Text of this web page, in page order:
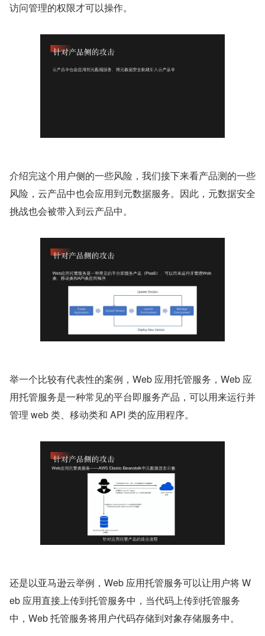
访问管理的权限才可以操作。
介绍完这个用户侧的一些风险，我们接下来看产品测的一些
风险，云产品中也会应用到元数据服务。因此，元数据安全
挑战也会被带入到云产品中。
举一个比较有代表性的案例，Web 应用托管服务，Web 应
用托管服务是一种常见的平台即服务产品，可以用来运行并
管理 web 类、移动类和 API 类的应用程序。
还是以亚马逊云举例，Web 应用托管服务可以让用户将 W
eb 应用直接上传到托管服务中，当代码上传到托管服务
中，Web 托管服务将用户代码存储到对象存储服务中。